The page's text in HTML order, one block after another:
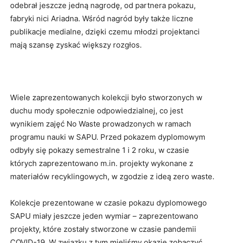
odebrał jeszcze jedną nagrodę, od partnera pokazu,
fabryki nici Ariadna. Wśród nagród były także liczne
publikacje medialne, dzięki czemu młodzi projektanci
mają szansę zyskać większy rozgłos.
Wiele zaprezentowanych kolekcji było stworzonych w
duchu mody społecznie odpowiedzialnej, co jest
wynikiem zajęć No Waste prowadzonych w ramach
programu nauki w SAPU. Przed pokazem dyplomowym
odbyły się pokazy semestralne 1 i 2 roku, w czasie
których zaprezentowano m.in. projekty wykonane z
materiałów recyklingowych, w zgodzie z ideą zero waste.
Kolekcje prezentowane w czasie pokazu dyplomowego
SAPU miały jeszcze jeden wymiar – zaprezentowano
projekty, które zostały stworzone w czasie pandemii